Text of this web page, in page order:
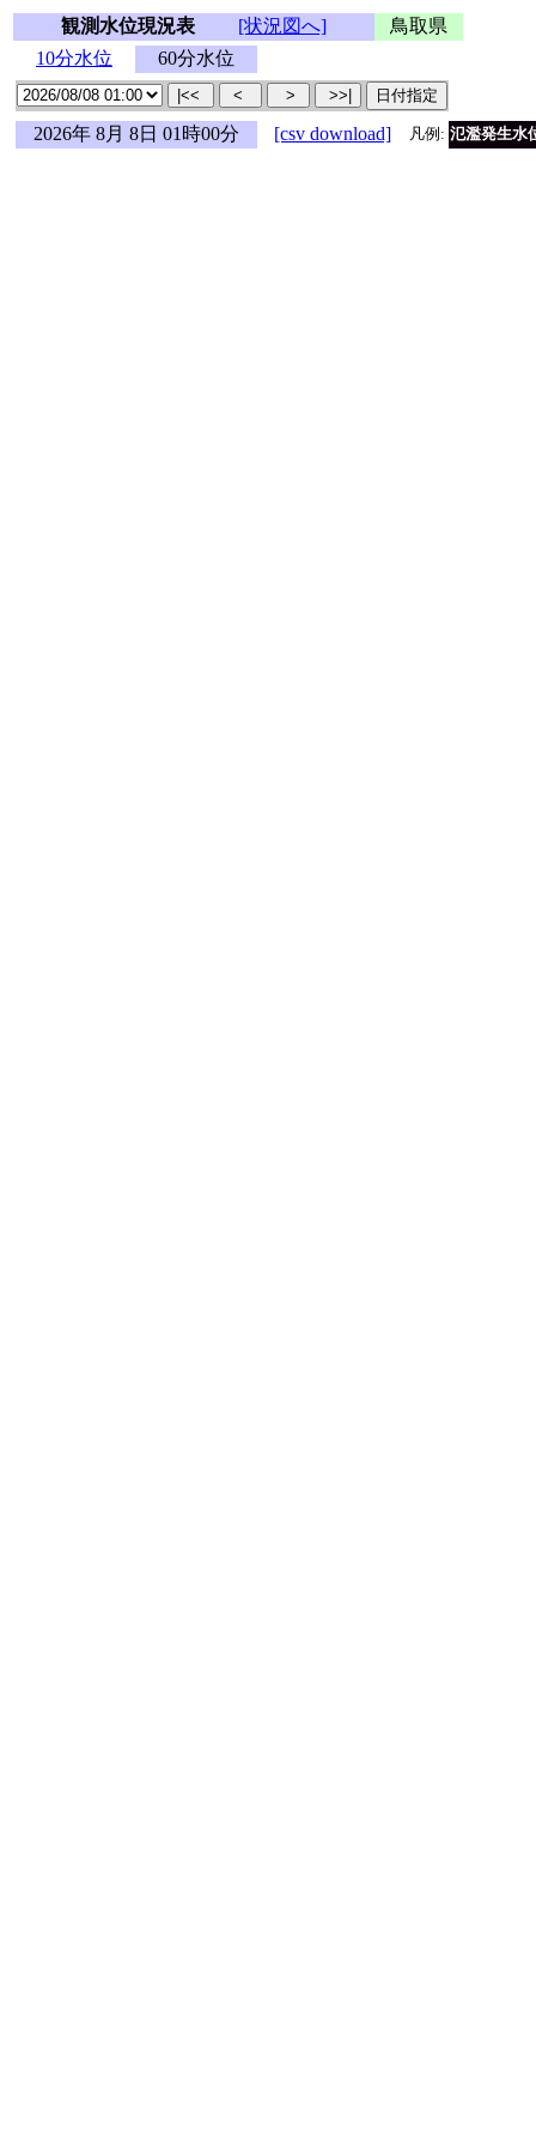
観測水位現況表 [状況図へ]
鳥取県
10分水位
60分水位
2026年 8月 8日 01時00分 [csv download] 凡例: 氾濫発生水